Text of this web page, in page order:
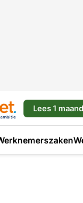
Lees 1